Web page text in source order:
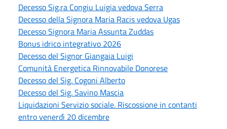
Decesso Sig.ra Congiu Luigia vedova Serra
Decesso della Signora Maria Racis vedova Ugas
Decesso Signora Maria Assunta Zuddas
Bonus idrico integrativo 2026
Decesso del Signor Giangaia Luigi
Comunità Energetica Rinnovabile Donorese
Decesso del Sig. Cogoni Alberto
Decesso del Sig. Savino Mascia
Liquidazioni Servizio sociale. Riscossione in contanti
entro venerdì 20 dicembre